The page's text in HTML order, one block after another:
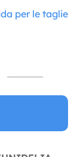
per le taglie